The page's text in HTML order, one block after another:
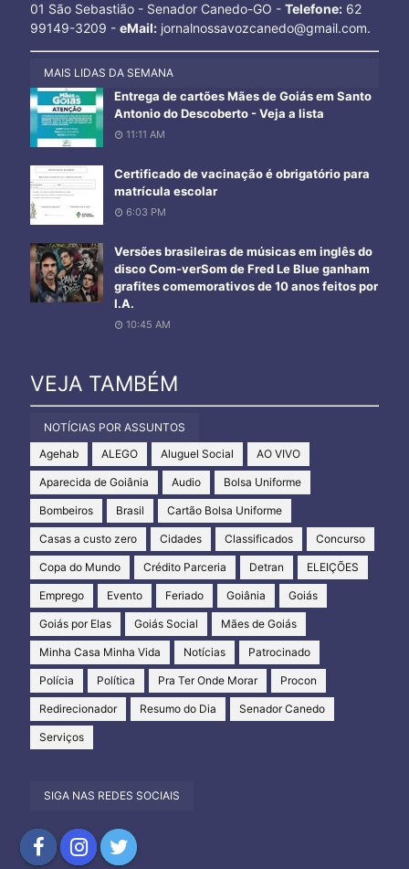
01 São Sebastião - Senador Canedo-GO - Telefone:62
99149-3209 - eMail:jornalnossavozcanedo@gmail.com.
MAIS LIDAS DA SEMANA
Entrega de cartões Mães de Goiás em Santo
Antonio do Descoberto - Veja a lista
11:11 AM
Certificado de vacinação é obrigatório para
matrícula escolar
6:03 PM
Versões brasileiras de músicas em inglês do
disco Com-verSom de Fred Le Blue ganham
grafites comemorativos de 10 anos feitos por
I.A.
10:45 AM
VEJA TAMBÉM
NOTÍCIAS POR ASSUNTOS
Agehab
ALEGO Aluguel Social AO VIVO
Aparecida de Goiânia Audio Bolsa Uniforme
Bombeiros Brasil Cartão Bolsa Uniforme
Casas a custo zero Cidades Classificados Concurso
Copa do Mundo Crédito Parceria Detran ELEIÇÕES
Emprego Evento Feriado Goiânia Goiás
Goiás por Elas Goiás Social Mães de Goiás
Minha Casa Minha Vida Notícias Patrocinado
Polícia Política Pra Ter Onde Morar Procon
Redirecionador Resumo do Dia Senador Canedo
Serviços
SIGA NAS REDES SOCIAIS